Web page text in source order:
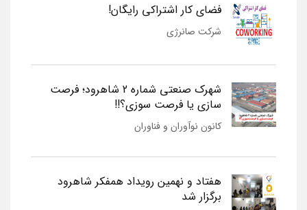
فضای کار اشتراکی رایگان!
شرکت صانرژی
شهرک صنعتی شماره 2 شاهرود؛ فرصت
سازی یا فرصت سوزی؟!!
کانون نوآوران و فناوران
هفتاد و نهمین رویداد همفکر شاهرود
برگزار شد